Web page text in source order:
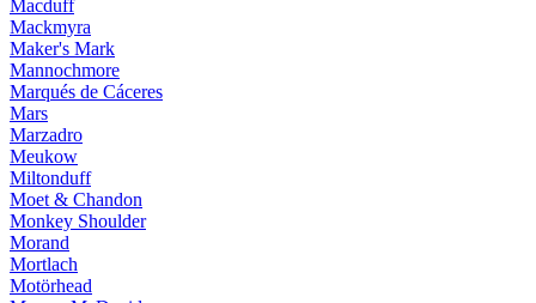
Macduff
Mackmyra
Maker's Mark
Mannochmore
Marqués de Cáceres
Mars
Marzadro
Meukow
Miltonduff
Moet & Chandon
Monkey Shoulder
Morand
Mortlach
Motörhead